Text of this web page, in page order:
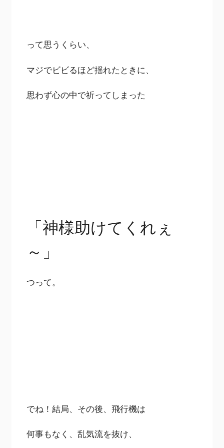
って思うくらい、
マジでビビるほど揺れたときに、
思わず心の中で祈ってしまった
「神様助けてくれぇ
～」
つって。
でね！結局、その後、飛行機は
何事もなく、乱気流を抜け、